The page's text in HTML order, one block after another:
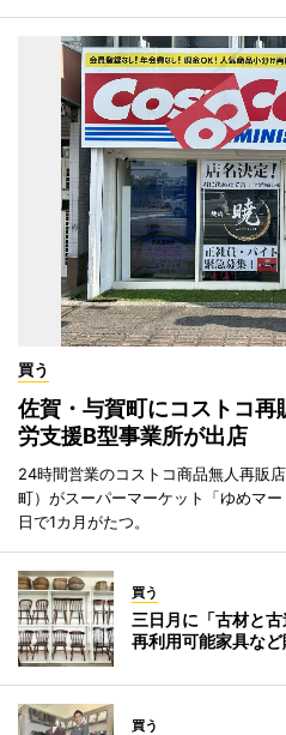
買う
佐賀・与賀町にコストコ
労支援B型事業所が出店
24時間営業のコストコ商品無人再販
町）がスーパーマーケット「ゆめマ
日で1カ月がたつ。
買う
三日月に「古材と
再利用可能家具な
買う